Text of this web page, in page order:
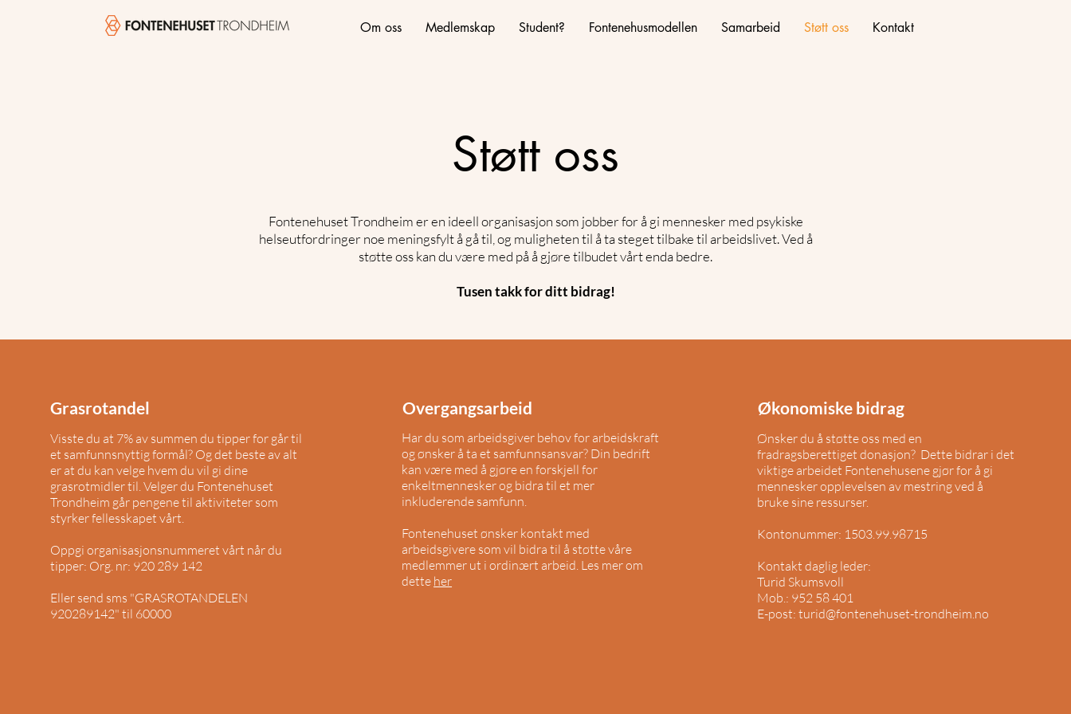
Om oss Medlemskap Student? Fontenehusmodellen Samarbeid Støtt oss Kontakt
Støtt oss
Fontenehuset Trondheim er en ideell organisasjon som jobber for å gi mennesker med psykiske
helseutfordringer noe meningsfylt å gå til, og muligheten til å ta steget tilbake til arbeidslivet. Ved å
støtte oss kan du være med på å gjøre tilbudet vårt enda bedre.​
Tusen takk for ditt bidrag!
Grasrotandel
Visste du at 7% av summen du tipper for går til
et samfunnsnyttig formål? Og det beste av alt
er at du kan velge hvem du vil gi dine
grasrotmidler til. Velger du Fontenehuset
Trondheim går pengene til aktiviteter som
styrker fellesskapet vårt.
Oppgi organisasjonsnummeret vårt når du
tipper: Org. nr: 920 289 142
Eller send sms "GRASROTANDELEN
920289142" til 60000
Overgangsarbeid
Har du som arbeidsgiver behov for arbeidskraft
og ønsker å ta et samfunnsansvar? Din bedrift
kan være med å gjøre en forskjell for
enkeltmennesker og bidra til et mer
inkluderende samfunn.
Fontenehuset ønsker kontakt med
arbeidsgivere som vil bidra til å støtte våre
medlemmer ut i ordinært arbeid. Les mer om
dette her
Økonomiske bidrag
Ønsker du å støtte oss med en
fradragsberettiget donasjon? Dette bidrar i det
viktige arbeidet Fontenehusene gjør for å gi
mennesker opplevelsen av mestring ved å
bruke sine ressurser.
Kontonummer: 1503.99.98715
Kontakt daglig leder:
Turid Skumsvoll
Mob.: 952 58 401
E-post: turid@fontenehuset-trondheim.no